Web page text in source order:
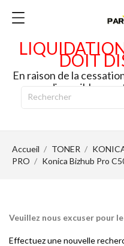
DOIT
En raison de la
disponibles en
Accueil TONER
PRO
Konica Bizhub Pro
Veuillez nous excuser pour
Effectuez une nouvelle